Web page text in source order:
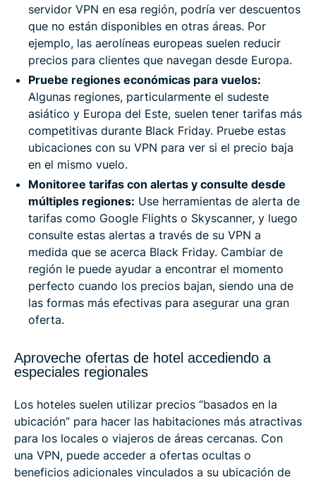
servidor VPN en esa región, podría ver descuentos
que no están disponibles en otras áreas. Por
ejemplo, las aerolíneas europeas suelen reducir
precios para clientes que navegan desde Europa.
Pruebe regiones económicas para vuelos:
Algunas regiones, particularmente el sudeste
asiático y Europa del Este, suelen tener tarifas más
competitivas durante Black Friday. Pruebe estas
ubicaciones con su VPN para ver si el precio baja
en el mismo vuelo.
Monitoree tarifas con alertas y consulte desde
múltiples regiones: Use herramientas de alerta de
tarifas como Google Flights o Skyscanner, y luego
consulte estas alertas a través de su VPN a
medida que se acerca Black Friday. Cambiar de
región le puede ayudar a encontrar el momento
perfecto cuando los precios bajan, siendo una de
las formas más efectivas para asegurar una gran
oferta.
Aproveche ofertas de hotel accediendo a
especiales regionales
Los hoteles suelen utilizar precios “basados en la
ubicación” para hacer las habitaciones más atractivas
para los locales o viajeros de áreas cercanas. Con
una VPN, puede acceder a ofertas ocultas o
beneficios adicionales vinculados a su ubicación de